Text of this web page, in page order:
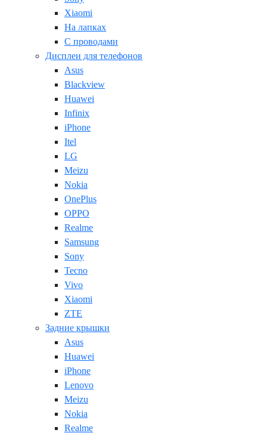
Xiaomi
На лапках
С проводами
Дисплеи для телефонов
Asus
Blackview
Huawei
Infinix
iPhone
Itel
LG
Meizu
Nokia
OnePlus
OPPO
Realme
Samsung
Sony
Tecno
Vivo
Xiaomi
ZTE
Задние крышки
Asus
Huawei
iPhone
Lenovo
Meizu
Nokia
Realme